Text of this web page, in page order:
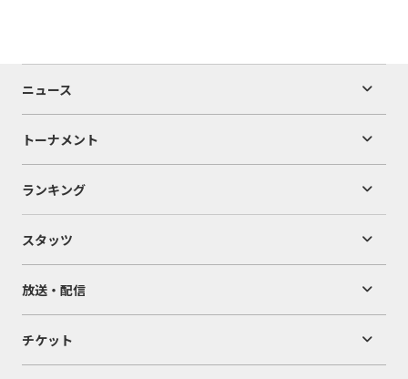
ニュース
トーナメント
ランキング
スタッツ
放送・配信
チケット